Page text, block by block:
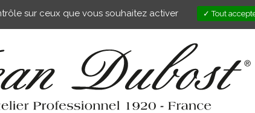
sur ceux que vous souhaitez activer Tout